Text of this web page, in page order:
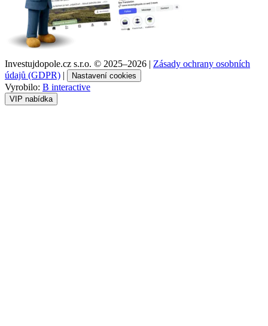
Investujdopole.cz s.r.o. © 2025–2026 | Zásady ochrany osobních
údajů (GDPR) | Nastavení cookies
Vyrobilo: B interactive
VIP nabídka